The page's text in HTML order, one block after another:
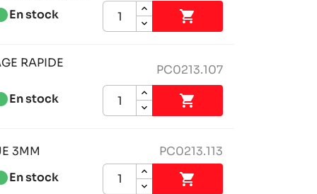
En stock 
PC0213.107
RAPIDE
En stock 
PC0213.113
3MM
En stock 